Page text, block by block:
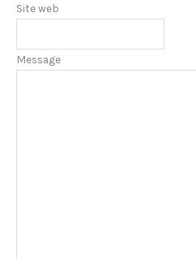
Site web
Message